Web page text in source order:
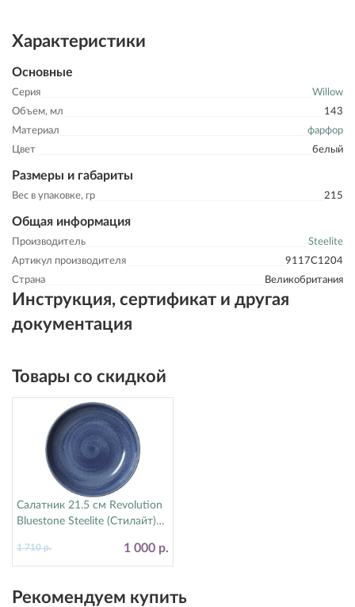
Характеристики
Основные
Серия
Willow
Объем, мл
143
Материал
фарфор
Цвет
белый
Размеры и габариты
Вес в упаковке, гр 215
Общая информация
Производитель
Steelite
Артикул производителя
9117C1204
Страна
Великобритания
Инструкция, сертификат и другая
документация
Товары со скидкой
Салатник 21.5 см Revolution
Bluestone Steelite (Стилайт)
1 000 р.
1 710 р.
Рекомендуем купить